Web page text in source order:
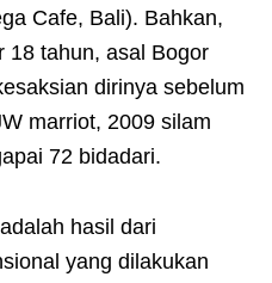
Cafe, Bali). Bahkan,
18 tahun, asal Bogor
dirinya sebelum
marriot, 2009 silam
72 bidadari.
hasil dari
yang dilakukan